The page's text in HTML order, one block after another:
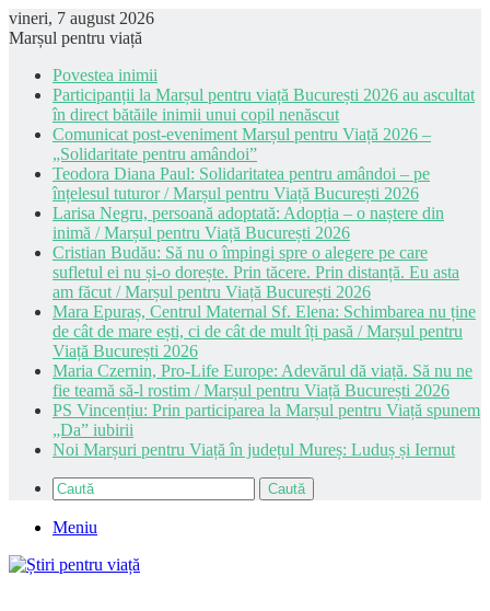
vineri, 7 august 2026
Marșul pentru viață
Povestea inimii
Participanții la Marșul pentru viață București 2026 au ascultat
în direct bătăile inimii unui copil nenăscut
Comunicat post-eveniment Marșul pentru Viață 2026 –
„Solidaritate pentru amândoi”
Teodora Diana Paul: Solidaritatea pentru amândoi – pe
înțelesul tuturor / Marșul pentru Viață București 2026
Larisa Negru, persoană adoptată: Adopția – o naștere din
inimă / Marșul pentru Viață București 2026
Cristian Budău: Să nu o împingi spre o alegere pe care
sufletul ei nu și-o dorește. Prin tăcere. Prin distanță. Eu asta
am făcut / Marșul pentru Viață București 2026
Mara Epuraș, Centrul Maternal Sf. Elena: Schimbarea nu ține
de cât de mare ești, ci de cât de mult îți pasă / Marșul pentru
Viață București 2026
Maria Czernin, Pro-Life Europe: Adevărul dă viață. Să nu ne
fie teamă să-l rostim / Marșul pentru Viață București 2026
PS Vincențiu: Prin participarea la Marșul pentru Viață spunem
„Da” iubirii
Noi Marșuri pentru Viață în județul Mureș: Luduș și Iernut
Caută
Meniu